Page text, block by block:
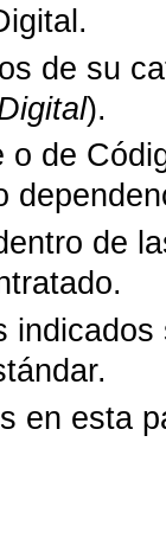
de su
).
o de
de
indicados
en esta